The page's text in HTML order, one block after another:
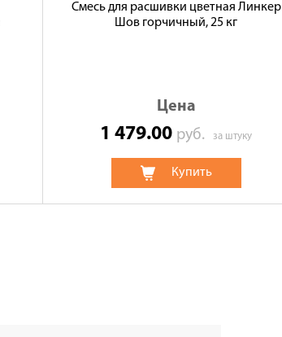
Смесь для расшивки цветная Линкер
Шов горчичный, 25 кг
Цена
1 479.00 руб. за штуку
Купить